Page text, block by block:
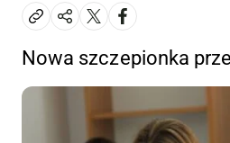
Nowa szczepionka